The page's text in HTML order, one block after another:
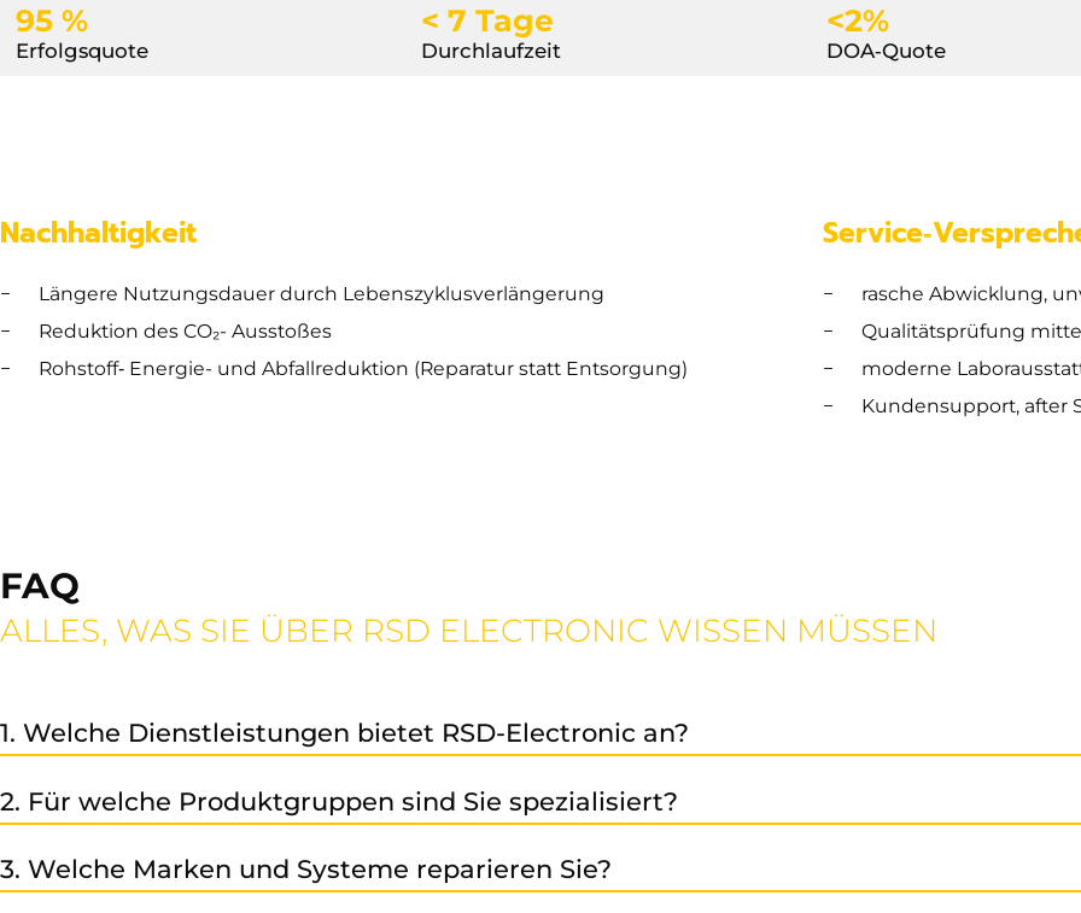
95 %
Erfolgsquote
< 7 Tage
Durchlaufzeit
<2%
DOA‐Quote
Nachhaltigkeit
Längere Nutzungsdauer durch Lebenszyklusverlängerung
Reduktion des CO₂- Ausstoßes
Rohstoff‑ Energie- und Abfallreduktion (Reparatur statt Entsorgung)
rasche Abwicklung,
Qualitätsprüfung
moderne
Kundensupport, after
FAQ
ALLES, WAS SIE ÜBER RSD ELECTRONIC WISSEN MÜSSEN
1. Welche Dienstleistungen bietet RSD-Electronic an?
Industrieelektronik an.
2. Für welche Produktgruppen sind Sie spezialisiert?
3. Welche Marken und Systeme reparieren Sie?